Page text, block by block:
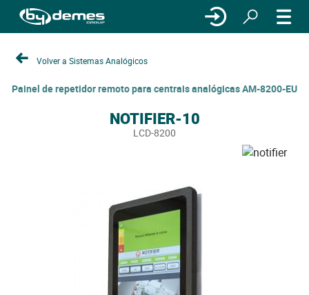
Volver a Sistemas Analógicos
Painel de repetidor remoto para centrais analógicas AM-8200-EU
NOTIFIER-10
LCD-8200